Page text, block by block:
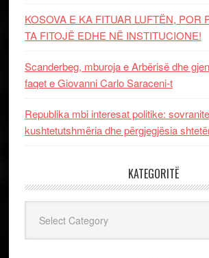
KOSOVA E KA FITUAR LUFTËN, POR
TA FITOJË EDHE NË INSTITUCIONE!
Scanderbeg, mburoja e Arbërisë dhe
faqet e Giovanni Carlo Saraceni-t
Republika mbi interesat politike:
kushtetutshmëria dhe përgjegjësia
KATEGORITË